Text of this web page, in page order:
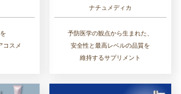
コスメ
ナチュメディカ
予防医学の観点から生まれた、
安全性と最高レベルの品質を
維持するサプリメント